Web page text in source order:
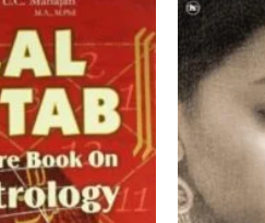
Toevoegen
aan
verlanglijst